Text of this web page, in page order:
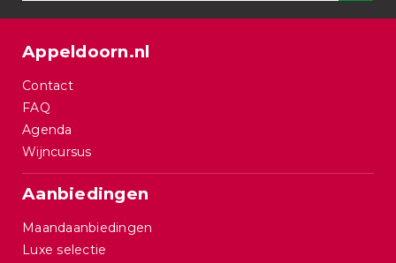
Appeldoorn.nl
Contact
FAQ
Agenda
Wijncursus
Aanbiedingen
Maandaanbiedingen
Luxe selectie